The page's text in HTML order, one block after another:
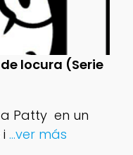
locura (Serie
Patty en un
...ver más